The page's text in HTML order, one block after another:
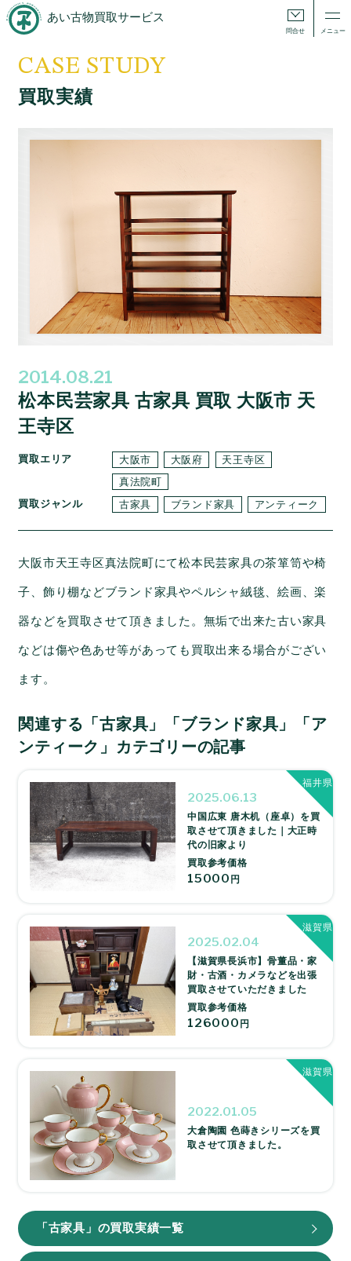
あい古物買取サービス
問合せ メニュー
CASE STUDY
買取実績
2014.08.21
松本民芸家具 古家具 買取 大阪市 天
王寺区
買取エリア 大阪市 大阪府
天王寺区
真法院町
買取ジャンル
古家具 ブランド家具 アンティーク
大阪市天王寺区真法院町にて松本民芸家具の茶箪笥や椅
子、飾り棚などブランド家具やペルシャ絨毯、絵画、楽
器などを買取させて頂きました。無垢で出来た古い家具
などは傷や色あせ等があっても買取出来る場合がござい
ます。
関連する「古家具」「ブランド家具」「ア
ンティーク」カテゴリーの記事
2025.06.13
中国広東 唐木机（座卓）を買
取させて頂きました｜大正時
代の旧家より
買取参考価格
15000 円
福井県
2025.02.04
【滋賀県長浜市】骨董品・家
財・古酒・カメラなどを出張
買取させていただきました
買取参考価格
126000 円
滋賀県
2022.01.05
大倉陶園 色蒔きシリーズを買
取させて頂きました。
滋賀県
「古家具」の買取実績一覧